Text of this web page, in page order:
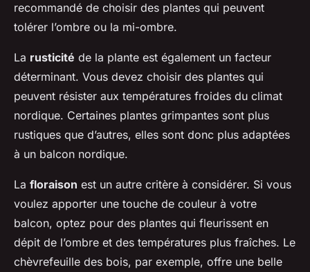
recommandé de choisir des plantes qui peuvent
tolérer l’ombre ou la mi-ombre.
La rusticité de la plante est également un facteur
déterminant. Vous devez choisir des plantes qui
peuvent résister aux températures froides du climat
nordique. Certaines plantes grimpantes sont plus
rustiques que d’autres, elles sont donc plus adaptées
à un balcon nordique.
La floraison est un autre critère à considérer. Si vous
voulez apporter une touche de couleur à votre
balcon, optez pour des plantes qui fleurissent en
dépit de l’ombre et des températures plus fraîches. Le
chèvrefeuille des bois, par exemple, offre une belle